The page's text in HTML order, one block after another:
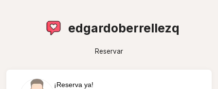
edgardoberrellezq
Reservar
¡Reserva ya!